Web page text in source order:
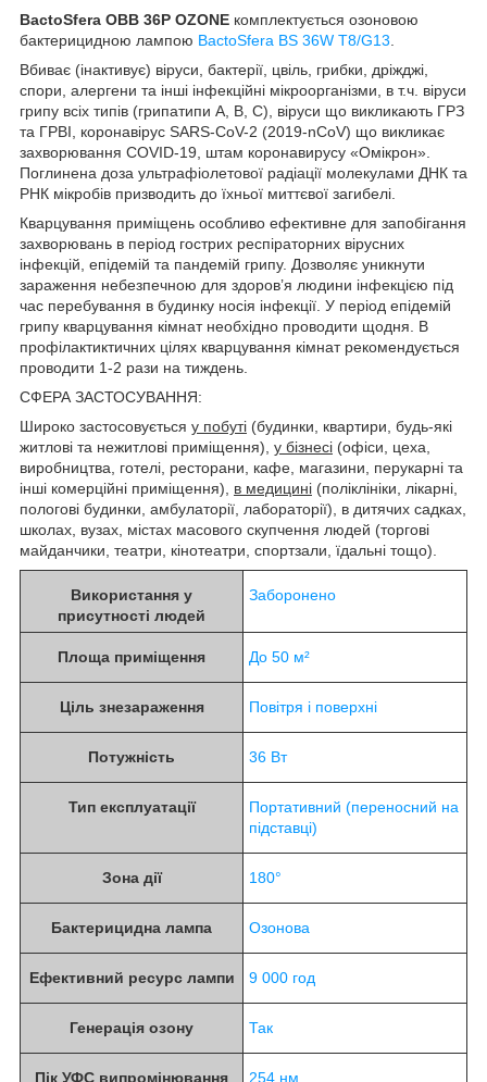
BactoSfera OBB 36P OZONE комплектується озоновою
бактерицидною лампою BactoSfera BS 36W T8/G13
Вбиває (інактивує) віруси, бактерії, цвіль, грибки, дріжджі,
спори, алергени та інші інфекційні мікроорганізми, в т.ч. віруси
грипу всіх типів (грипатипи A, B, C), віруси що викликають ГРЗ
та ГРВІ, коронавірус SARS-CoV-2 (2019-nCoV) що викликає
захворювання COVID-19, штам коронавирусу «Омікрон».
Поглинена доза ультрафіолетової радіації молекулами ДНК та
РНК мікробів призводить до їхньої миттєвої загибелі.
Кварцування приміщень особливо ефективне для запобігання
захворювань в період гострих респіраторних вірусних
інфекцій, епідемій та пандемій грипу. Дозволяє уникнути
зараження небезпечною для здоров’я людини інфекцією під
час перебування в будинку носія інфекції. У період епідемій
грипу кварцування кімнат необхідно проводити щодня. В
профілактиктичних цілях кварцування кімнат рекомендується
проводити 1-2 рази на тиждень.
СФЕРА ЗАСТОСУВАННЯ:
Широко застосовується у побуті (будинки, квартири, будь-які
житлові та нежитлові приміщення), у бізнесі (офіси, цеха,
виробництва, готелі, ресторани, кафе, магазини, перукарні та
інші комерційні приміщення), в медицині (поліклініки, лікарні,
пологові будинки, амбулаторії, лабораторії), в дитячих садках,
школах, вузах, містах масового скупчення людей (торгові
майданчики, театри, кінотеатри, спортзали, їдальні тощо).
Використання у
присутності людей
Заборонено
Площа приміщення До 50 м²
Ціль знезараження Повітря і поверхні
Потужність 36 Вт
Тип експлуатації
Портативний (переносний на
підставці)
Зона дії 180°
Бактерицидна лампа Озонова
Ефективний ресурс лампи 9 000 год
Генерація озону Так
Пік УФС випромінювання 254 нм